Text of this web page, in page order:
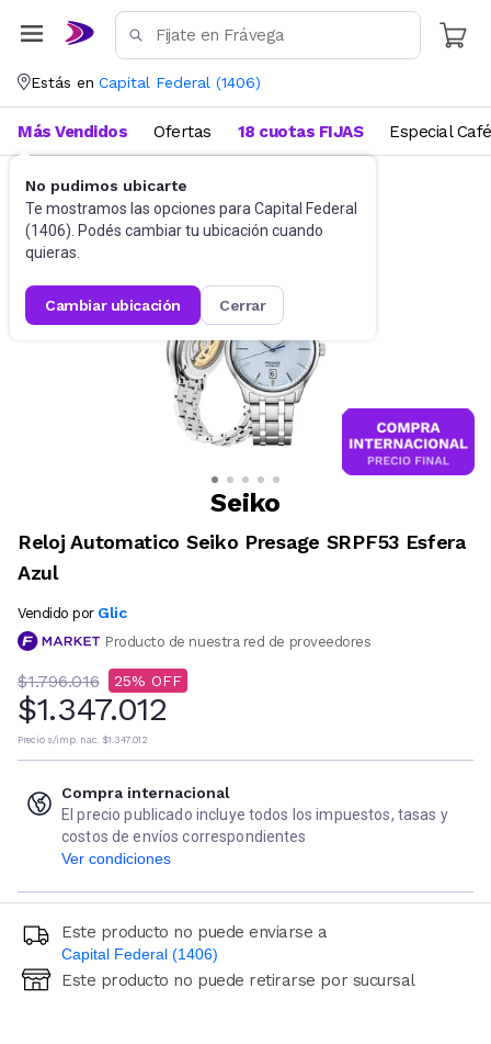
Estás en Capital Federal (1406)
No pudimos ubicarte
Te mostramos las opciones para Capital Federal
(1406). Podés cambiar tu ubicación cuando
quieras.
cambiar ubicación cerrar
Más Vendidos Ofertas 18 cuotas FIJAS Especial Café
Relojes Relojes para hombre
Seiko
Reloj Automatico Seiko Presage SRPF53 Esfera
Azul
Vendido por Glic
Producto de nuestra red de proveedores
$1.796.016 25
$1.347.012
Precio s/imp. nac. $1.347.012
Compra internacional
El precio publicado incluye todos los impuestos, tasas y
costos de envíos correspondientes
Ver condiciones
Este producto no puede enviarse a
Capital Federal (1406)
Ingresá código postal (sólo números)
Este producto no puede retirarse por sucursal